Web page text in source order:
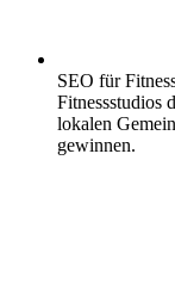
SEO für
Fitnessstudios
lokalen
gewinnen.